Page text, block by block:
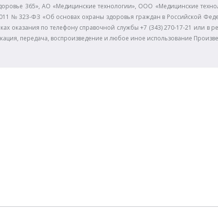
365», АО «Медицинские технологии», ООО «Медицинские
№ 323-ФЗ «Об основах охраны здоровья граждан в Российской
оказания по телефону справочной службы +7 (343) 270-17-21 или в
передача, воспроизведение и любое иное использование